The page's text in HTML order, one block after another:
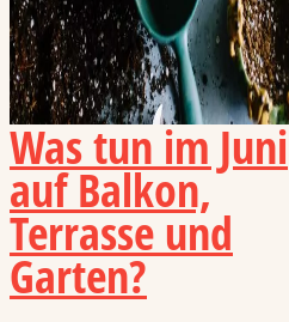
Was tun im Juni
auf Balkon,
Terrasse und
Garten?